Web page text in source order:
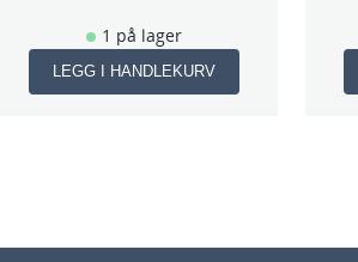
1 på lager
LEGG I HANDLEKURV